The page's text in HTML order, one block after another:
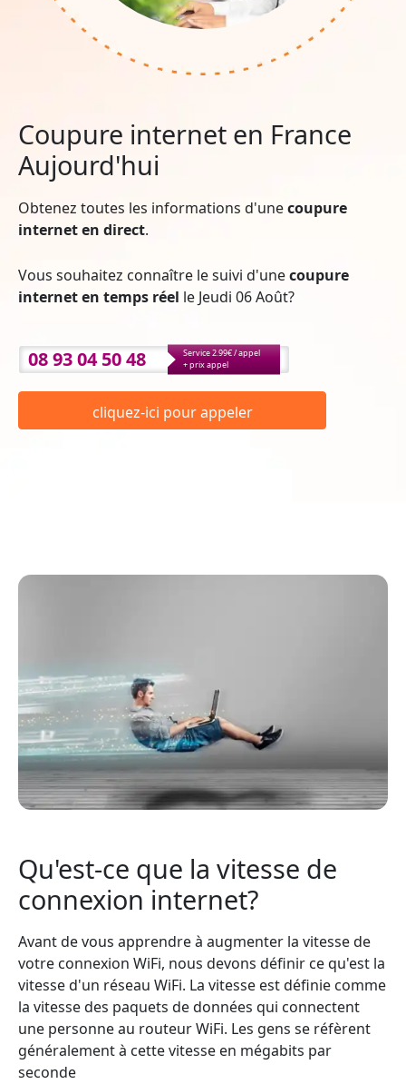
Coupure internet en France
Aujourd'hui
Obtenez toutes les informations d'unecoupure
internet en direct.
Vous souhaitez connaître le suivi d'unecoupure
internet en temps réel le Jeudi 06 Août?
08 93 04 50 48
Service 2.99€ / appel
+ prix appel
cliquez-ici pour appeler
Qu'est-ce que la vitesse de
connexion internet?
Avant de vous apprendre à augmenter la vitesse de
votre connexion WiFi, nous devons définir ce qu'est la
vitesse d'un réseau WiFi. La vitesse est définie comme
la vitesse des paquets de données qui connectent
une personne au routeur WiFi. Les gens se réfèrent
généralement à cette vitesse en mégabits par
seconde